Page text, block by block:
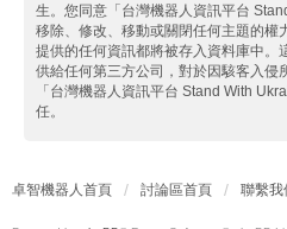
生。您同意「台灣機器人資訊平台
移除、修改、移動或關閉任何主題的權
提供的任何資訊都將被存入資料庫中。
供給任何第三方公司，對於因駭客入侵
「台灣機器人資訊平台 Stand With
任。
卓智機器人首頁 討論區首頁 聯繫我